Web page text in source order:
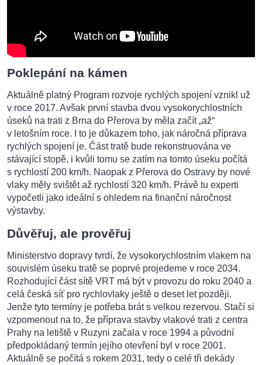
Poklepání na kámen
Aktuálně platný Program rozvoje rychlých spojení vznikl už
v roce 2017. Avšak první stavba dvou vysokorychlostních
úseků na trati z Brna do Přerova by měla začít „až“
v letošním roce. I to je důkazem toho, jak náročná příprava
rychlých spojení je. Část tratě bude rekonstruována ve
stávající stopě, i kvůli tomu se zatím na tomto úseku počítá
s rychlostí 200 km/h. Naopak z Přerova do Ostravy by nové
vlaky měly svištět až rychlostí 320 km/h. Právě tu experti
vypočetli jako ideální s ohledem na finanční náročnost
výstavby.
Důvěřuj, ale prověřuj
Ministerstvo dopravy tvrdí, že vysokorychlostním vlakem na
souvislém úseku tratě se poprvé projedeme v roce 2034.
Rozhodující část sítě VRT má být v provozu do roku 2040 a
celá česká síť pro rychlovlaky ještě o deset let později.
Jenže tyto termíny je potřeba brát s velkou rezervou. Stačí si
vzpomenout na to, že příprava stavby vlakové trati z centra
Prahy na letiště v Ruzyni začala v roce 1994 a původní
předpokládaný termín jejího otevření byl v roce 2001.
Aktuálně se počítá s rokem 2031, tedy o celé tři dekády